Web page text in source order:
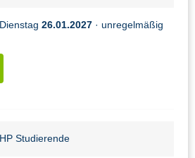
Dienstag 26.01.2027 · unregelmäßig
HP Studierende